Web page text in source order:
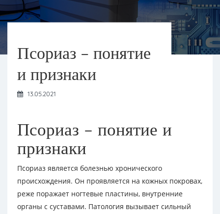
Псориаз – понятие
и признаки
13.05.2021
Псориаз – понятие и
признаки
Псориаз является болезнью хронического
происхождения. Он проявляется на кожных покровах,
реже поражает ногтевые пластины, внутренние
органы с суставами. Патология вызывает сильный